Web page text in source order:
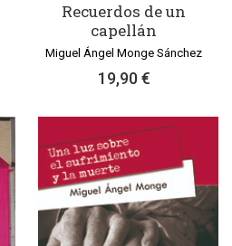
Recuerdos de un
capellán
Miguel Ángel Monge Sánchez
19,90 €